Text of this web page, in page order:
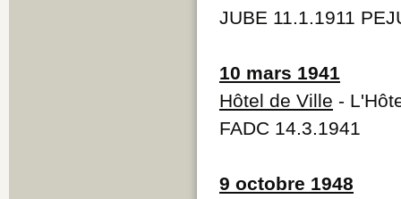
JUBE 11.1.1911
10 mars 1941
Hôtel de Ville -
FADC 14.3.1941
9 octobre 1948